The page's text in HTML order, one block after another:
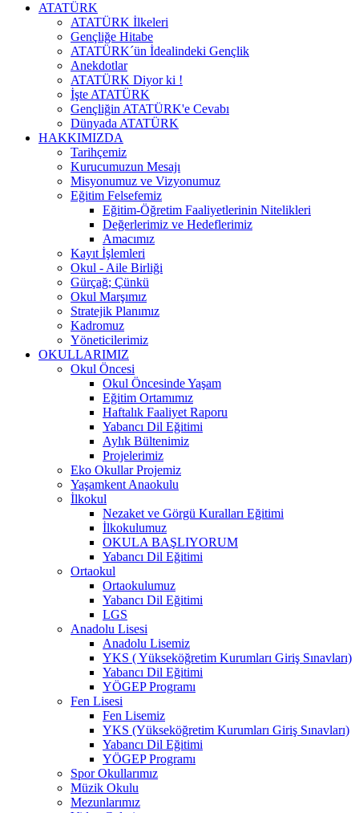
ATATÜRK
ATATÜRK İlkeleri
Gençliğe Hitabe
ATATÜRK´ün İdealindeki Gençlik
Anekdotlar
ATATÜRK Diyor ki !
İşte ATATÜRK
Gençliğin ATATÜRK'e Cevabı
Dünyada ATATÜRK
HAKKIMIZDA
Tarihçemiz
Kurucumuzun Mesajı
Misyonumuz ve Vizyonumuz
Eğitim Felsefemiz
Eğitim-Öğretim Faaliyetlerinin Nitelikleri
Değerlerimiz ve Hedeflerimiz
Amacımız
Kayıt İşlemleri
Okul - Aile Birliği
Gürçağ; Çünkü
Okul Marşımız
Stratejik Planımız
Kadromuz
Yöneticilerimiz
OKULLARIMIZ
Okul Öncesi
Okul Öncesinde Yaşam
Eğitim Ortamımız
Haftalık Faaliyet Raporu
Yabancı Dil Eğitimi
Aylık Bültenimiz
Projelerimiz
Eko Okullar Projemiz
Yaşamkent Anaokulu
İlkokul
Nezaket ve Görgü Kuralları Eğitimi
İlkokulumuz
OKULA BAŞLIYORUM
Yabancı Dil Eğitimi
Ortaokul
Ortaokulumuz
Yabancı Dil Eğitimi
LGS
Anadolu Lisesi
Anadolu Lisemiz
YKS ( Yükseköğretim Kurumları Giriş Sınavları)
Yabancı Dil Eğitimi
YÖGEP Programı
Fen Lisesi
Fen Lisemiz
YKS (Yükseköğretim Kurumları Giriş Sınavları)
Yabancı Dil Eğitimi
YÖGEP Programı
Spor Okullarımız
Müzik Okulu
Mezunlarımız